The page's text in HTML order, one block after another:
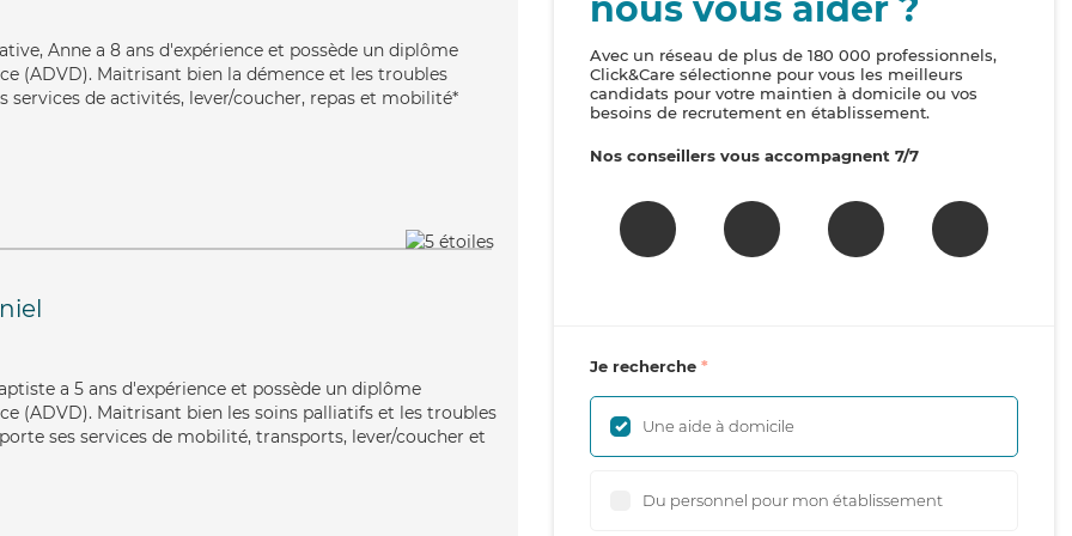
Anne a 8 ans d'expérience et possède un diplôme
(ADVD). Maitrisant bien la démence et les troubles
services de activités, lever/coucher, repas et mobilité*
a 5 ans d'expérience et possède un diplôme
(ADVD). Maitrisant bien les soins palliatifs et les troubles
ses services de mobilité, transports, lever/coucher et
nous vous aider ?
Avec un réseau de plus de 180 000 professionnels,
Click&Care sélectionne pour vous les meilleurs
candidats pour votre maintien à domicile ou vos
besoins de recrutement en établissement.
Nos conseillers vous accompagnent 7/7
Je recherche
Une aide à domicile
Du personnel pour mon établissement